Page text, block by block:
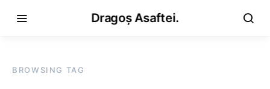
Dragoș Asaftei.
BROWSING TAG